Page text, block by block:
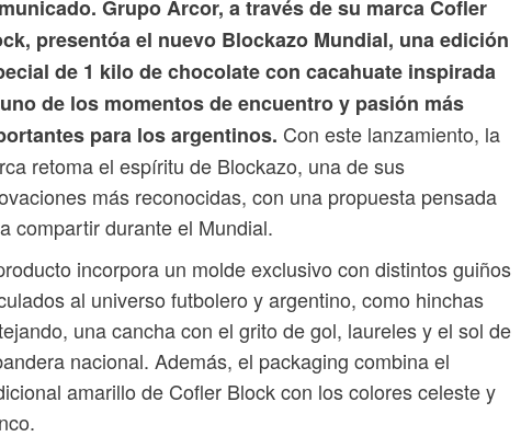
Grupo Arcor, a través de su marca Cofler
presentóa el nuevo Blockazo Mundial, una edición
de 1 kilo de chocolate con cacahuate inspirada
de los momentos de encuentro y pasión más
para los argentinos. Con este lanzamiento, la
retoma el espíritu de Blockazo, una de sus
más reconocidas, con una propuesta pensada
compartir durante el Mundial.
incorpora un molde exclusivo con distintos guiños
al universo futbolero y argentino, como hinchas
una cancha con el grito de gol, laureles y el sol de
nacional. Además, el packaging combina el
amarillo de Cofler Block con los colores celeste y